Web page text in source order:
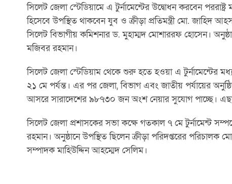
সিলেট জেলা স্টেডিয়ামে এ টুর্নামেন্টের উদ্বোধন করবেন
হিসেবে উপস্থিত থাকবেন যুব ও ক্রীড়া প্রতিমন্ত্রী মো. জাহিদ
সিলেট বিভাগীয় কমিশনার ড. মুহাম্মদ মোশাররফ হোসেন।
মজিবর রহমান।
সিলেট জেলা স্টেডিয়াম থেকে শুরু হতে হওয়া এ টুর্নামেন্টের
২১ মে পর্যন্ত। এর পর জেলা, বিভাগ এবং জাতীয় পর্যায়ের
আসরে সারাদেশের ৯৮৭৩০ জন অংশ নেয়ার সুযোগ পাচ্ছে।
সিলেট জেলা প্রশাসকের সভা কক্ষে গতকাল ৭ মে টুর্নামেন্ট
রহমান। অনুষ্ঠানে উপস্থিত ছিলেন ক্রীড়া পরিদপ্তরের পরিচালক
সম্পাদক মাহিউদ্দিন আহম্মেদ সেলিম।